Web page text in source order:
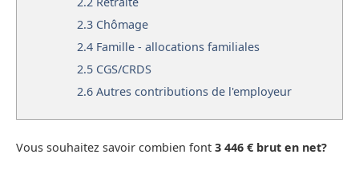
2.3 Chômage
2.4 Famille - allocations familiales
2.5 CGS/CRDS
2.6 Autres contributions de l'employeur
Vous souhaitez savoir combien font 3 446 € brut en net?